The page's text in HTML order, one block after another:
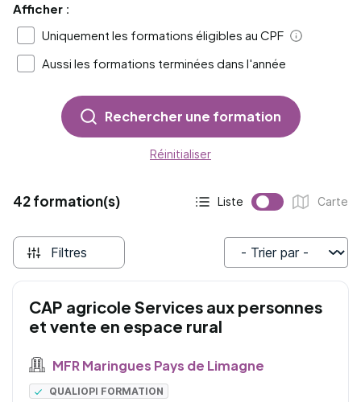
Afficher :
Uniquement les formations éligibles au CPF
Aide
Aussi les formations terminées dans l'année
Rechercher une formation
Réinitialiser
42 formation(s)
Affichage actif :
Liste
Affichage :
Carte
Filtres
Trier par
CAP agricole Services aux personnes
et vente en espace rural
MFR Maringues Pays de Limagne
QUALIOPI FORMATION